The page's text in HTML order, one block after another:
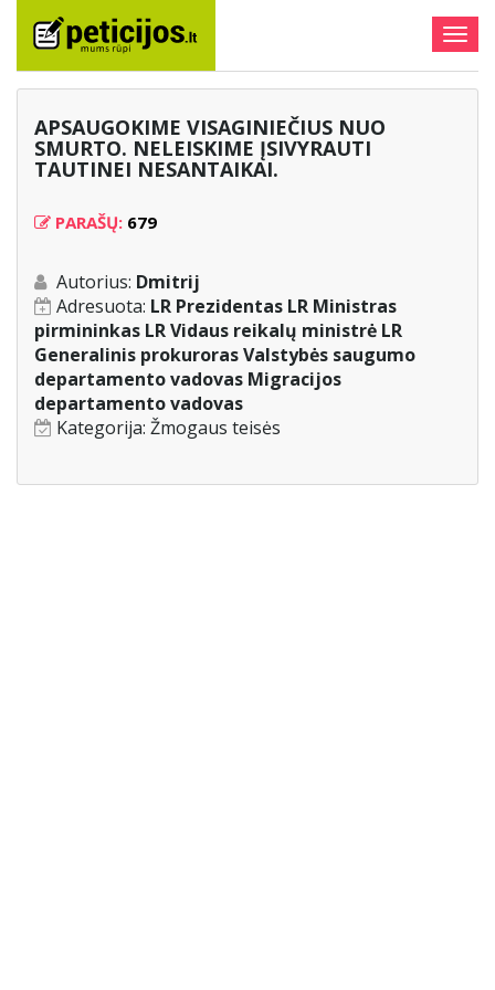
APSAUGOKIME VISAGINIEČIUS NUO
SMURTO. NELEISKIME ĮSIVYRAUTI
TAUTINEI NESANTAIKAI.
PARAŠŲ: 679
Autorius: Dmitrij
Adresuota: LR Prezidentas LR Ministras
pirmininkas LR Vidaus reikalų ministrė LR
Generalinis prokuroras Valstybės saugumo
departamento vadovas Migracijos
departamento vadovas
Kategorija: Žmogaus teisės